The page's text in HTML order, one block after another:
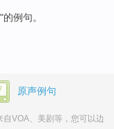
"的例句。
原声例句
自VOA、美剧等，您可以边